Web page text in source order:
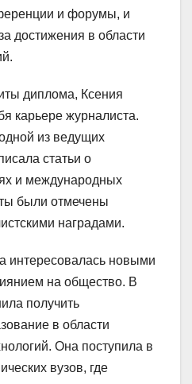
и форумы, и
достижения в области
диплома, Ксения
карьере журналиста.
из ведущих
статьи о
и международных
были отмечены
наградами.
интересовалась новыми
на общество. В
получить
в области
Она поступила в
вузов, где